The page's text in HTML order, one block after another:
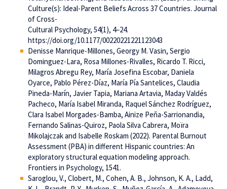
Culture(s): Ideal-Parent Beliefs Across 37 Countries. Journal
of Cross-
Cultural Psychology, 54(1), 4–24.
https://doi.org/10.1177/00220221221123043
Denisse Manrique-Millones, Georgy M. Vasin, Sergio
Dominguez-Lara, Rosa Millones-Rivalles, Ricardo T. Ricci,
Milagros Abregu Rey, María Josefina Escobar, Daniela
Oyarce, Pablo Pérez-Díaz, María Pía Santelices, Claudia
Pineda-Marín, Javier Tapia, Mariana Artavia, Maday Valdés
Pacheco, María Isabel Miranda, Raquel Sánchez Rodríguez,
Clara Isabel Morgades-Bamba, Ainize Peña-Sarrionandia,
Fernando Salinas-Quiroz, Paola Silva Cabrera, Moïra
Mikolajczak and Isabelle Roskam (2022). Parental Burnout
Assessment (PBA) in different Hispanic countries: An
exploratory structural equation modeling approach.
Frontiers in Psychology, 1541.
Saroglou, V., Clobert, M., Cohen, A. B., Johnson, K. A., Ladd,